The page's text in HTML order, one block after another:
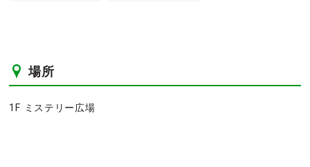
場所
1F ミステリー広場